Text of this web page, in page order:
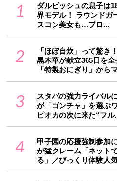
1
ダルビッシュの息子は
界モデル！ ラウンドガ
スコン美女も…プロ...
2
「ほぼ自炊」って驚き
黒木華が献立365日を全
「特製おにぎり」から
3
スタバの強力ライバル
が「ゴンチャ」を選ぶ
ピオカの次に来た“フル
4
甲子園の応援強制参加
が猛クレーム「ネット
る」／びっくり体験人